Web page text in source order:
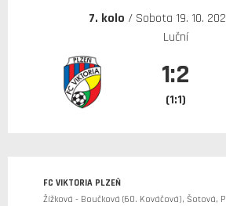
7. kolo / Sobota 19. 10.
Luční
1:2
(1:1)
FC VIKTORIA PLZEŇ
Žížková - Boučková (60. Kováčová), Šotová,